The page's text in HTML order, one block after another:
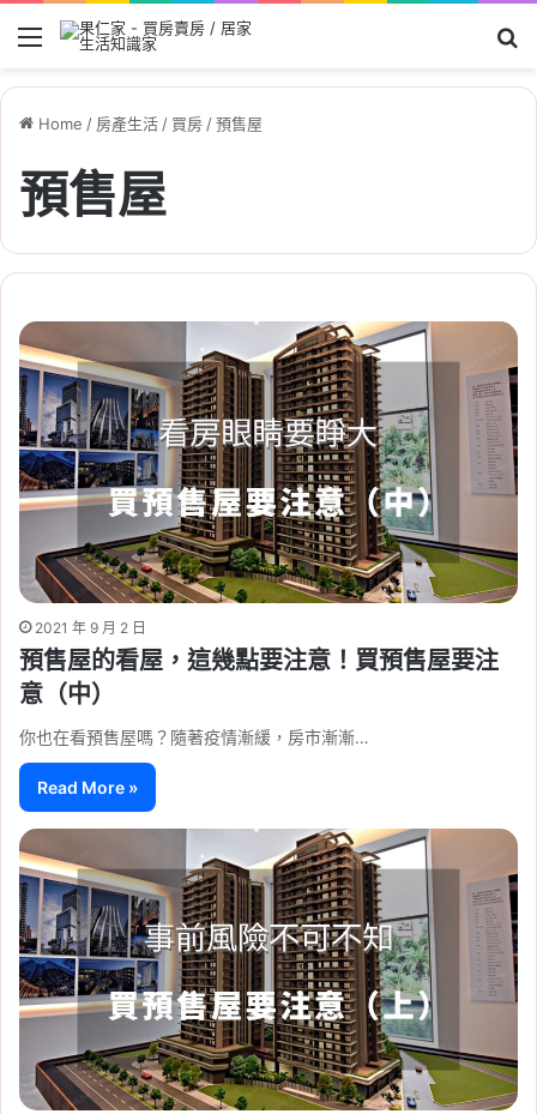
Menu
Home / 房產生活 / 買房 /預售屋
預售屋
2021 年 9 月 2 日
預售屋的看屋，這幾點要注意！買預售屋要注
意（中）
你也在看預售屋嗎？隨著疫情漸緩，房市漸漸…
Read More »